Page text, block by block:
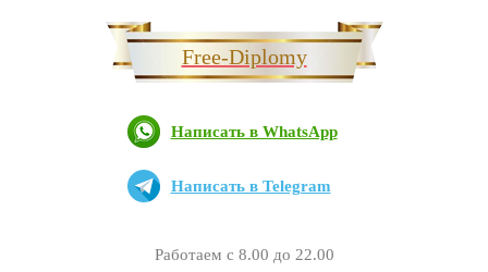
Free-Diplomy
Написать в WhatsApp
Написать в Telegram
Работаем с 8.00 до 22.00